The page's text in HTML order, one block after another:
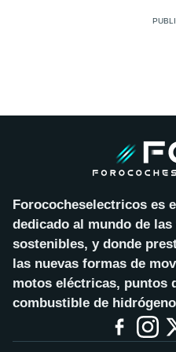
Forococheselectricos es
dedicado al mundo de
sostenibles, y donde
las nuevas formas de
motos eléctricas, puntos
combustible de